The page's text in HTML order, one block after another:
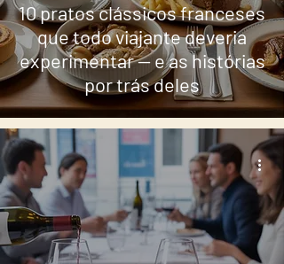
10 pratos clássicos franceses
que todo viajante deveria
experimentar — e as histórias
por trás deles